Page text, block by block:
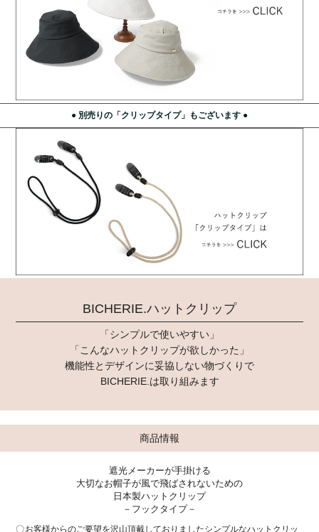
● 別売りの「クリップタイプ」もございます ●
BICHERIE.ハットクリップ
「シンプルで使いやすい」
「こんなハットクリップが欲しかった」
機能性とデザインに妥協しない物づくりで
BICHERIE.は取り組みます
商品情報
遮光メーカーが手掛ける
大切なお帽子が風で飛ばされないための
日本製ハットクリップ
－フックタイプ－
お客様からのご要望を沢山頂戴しておりましたシンプルなハットクリッ